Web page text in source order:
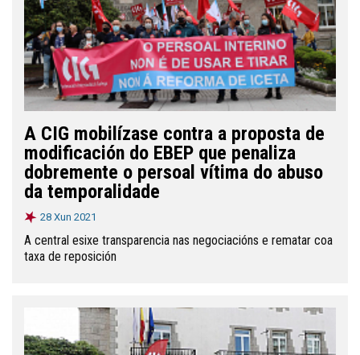
A CIG mobilízase contra a proposta de
modificación do EBEP que penaliza
dobremente o persoal vítima do abuso
da temporalidade
28 Xun 2021
A central esixe transparencia nas negociacións e rematar coa
taxa de reposición